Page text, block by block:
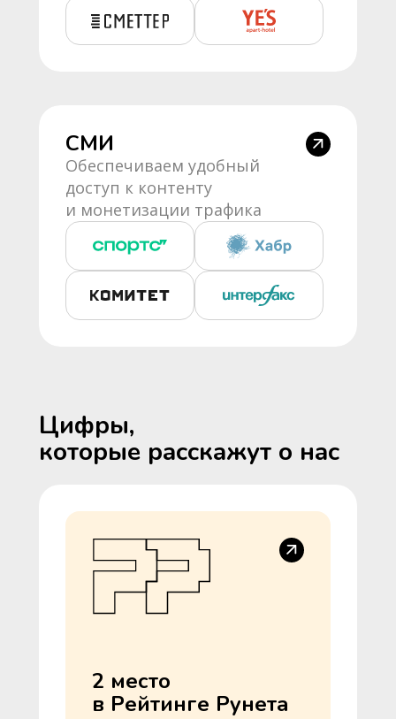
СМИ
Обеспечиваем удобный
доступ к контенту
и монетизации трафика
Цифры,
которые расскажут о нас
2 место
в Рейтинге Рунета